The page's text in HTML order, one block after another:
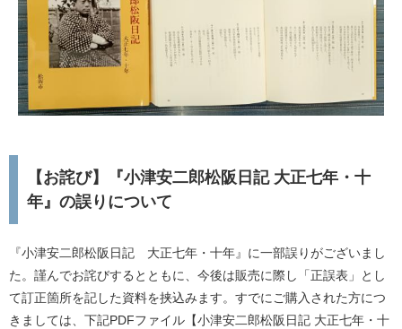
【お詫び】『小津安二郎松阪日記 大正七年・十
年』の誤りについて
『小津安二郎松阪日記 大正七年・十年』に一部誤りがございまし
た。謹んでお詫びするとともに、今後は販売に際し「正誤表」とし
て訂正箇所を記した資料を挟込みます。すでにご購入された方につ
きましては、下記PDFファイル【小津安二郎松阪日記 大正七年・十